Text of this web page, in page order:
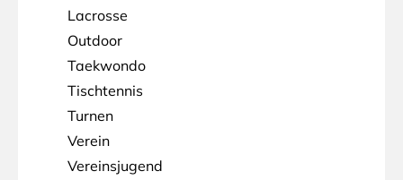
Lacrosse
Outdoor
Taekwondo
Tischtennis
Turnen
Verein
Vereinsjugend